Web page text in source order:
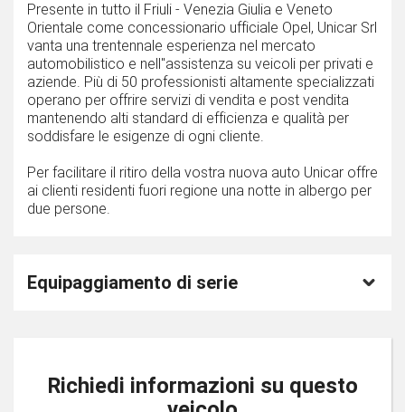
Presente in tutto il Friuli - Venezia Giulia e Veneto
Orientale come concessionario ufficiale Opel, Unicar Srl
vanta una trentennale esperienza nel mercato
automobilistico e nell''assistenza su veicoli per privati e
aziende. Più di 50 professionisti altamente specializzati
operano per offrire servizi di vendita e post vendita
mantenendo alti standard di efficienza e qualità per
soddisfare le esigenze di ogni cliente.
Per facilitare il ritiro della vostra nuova auto Unicar offre
ai clienti residenti fuori regione una notte in albergo per
due persone.
Equipaggiamento di serie
Richiedi informazioni su questo